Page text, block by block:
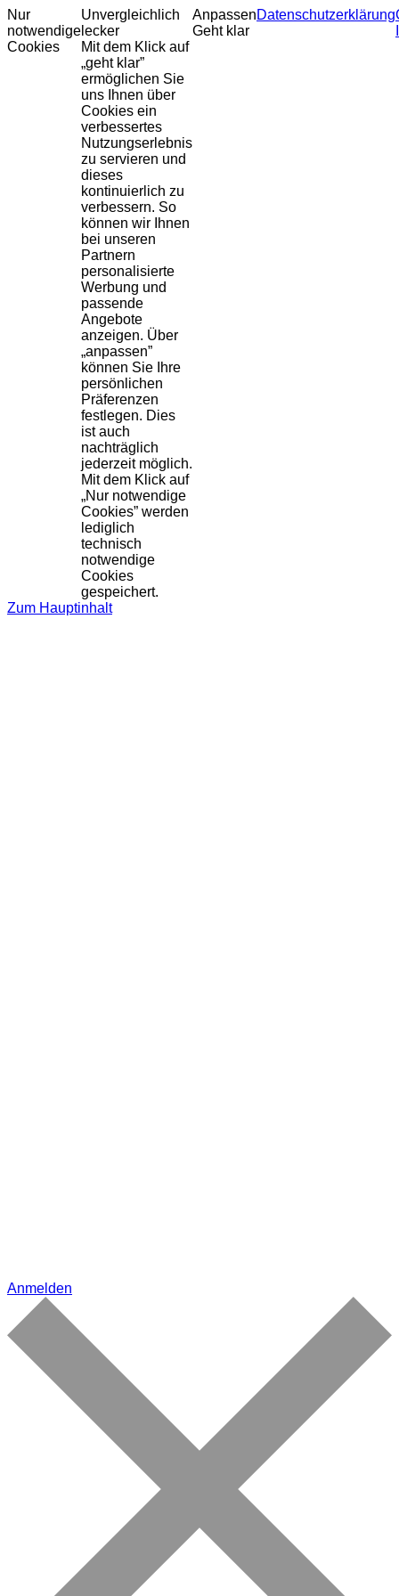
Nur
notwendige
Cookies
Unvergleichlich
lecker
Mit dem Klick auf
„geht klar”
ermöglichen Sie
uns Ihnen über
Cookies ein
verbessertes
Nutzungserlebnis
zu servieren und
dieses
kontinuierlich zu
verbessern. So
können wir Ihnen
bei unseren
Partnern
personalisierte
Werbung und
passende
Angebote
anzeigen. Über
„anpassen”
können Sie Ihre
persönlichen
Präferenzen
festlegen. Dies
ist auch
nachträglich
jederzeit möglich.
Mit dem Klick auf
„Nur notwendige
Cookies” werden
lediglich
technisch
notwendige
Cookies
gespeichert.
Anpassen
Geht klar
Datenschutzerklärung
Zum Hauptinhalt
Anmelden